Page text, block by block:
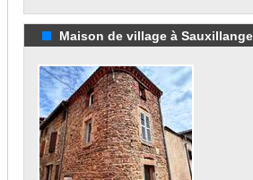
Maison de village à